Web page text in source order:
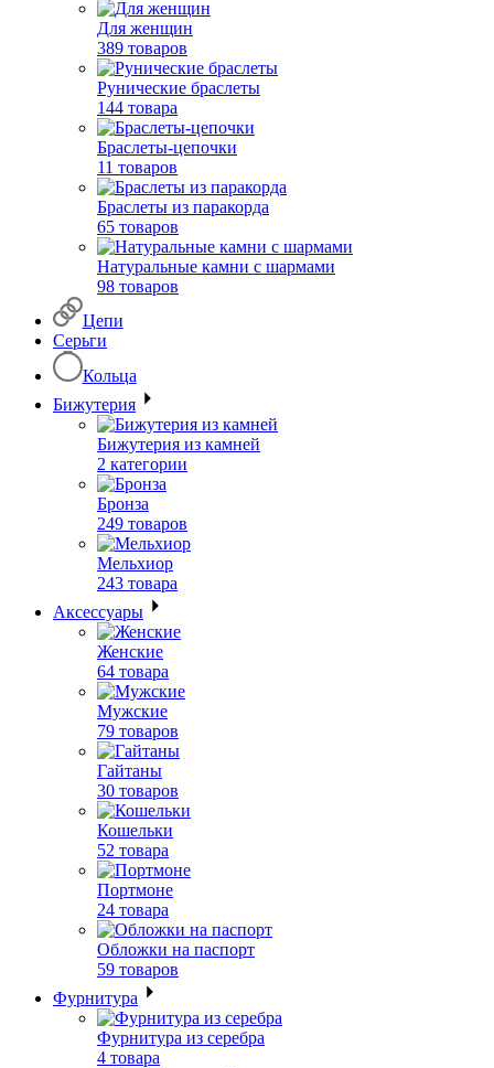
Для женщин
389 товаров
Рунические браслеты
144 товара
Браслеты-цепочки
11 товаров
Браслеты из паракорда
65 товаров
Натуральные камни с шармами
98 товаров
Цепи
Серьги
Кольца
Бижутерия
Бижутерия из камней
2 категории
Бронза
249 товаров
Мельхиор
243 товара
Аксессуары
Женские
64 товара
Мужские
79 товаров
Гайтаны
30 товаров
Кошельки
52 товара
Портмоне
24 товара
Обложки на паспорт
59 товаров
Фурнитура
Фурнитура из серебра
4 товара